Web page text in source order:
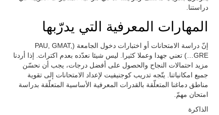
دراستنا.
المهارات المعرفية التي يدرّبها
إنّ دراسة الامتحانات أو اختبارات دخول الجامعة (PAU, GMAT,
GRE…) تعني جهدا وعملا كثيرا. ليس شيئا نعدّده بعدم اكتراث. إذا أردنا
مزيد احتمالات النجاح والحصول على أفضل درجات، يجب أن نحسّن
جميع امكانياتنا. يتّجه تدريب كوجنيفيت لإعداد الامتحانات إلى تقوية
مناطق دماغنا المتعلّقة بالقدرات المعرفية الأساسية المتعلّقة بدراسة
امتحان مهمّ.
الذاكرة